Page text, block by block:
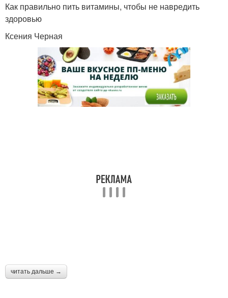
Как правильно пить витамины, чтобы не навредить
здоровью
Ксения Черная
читать дальше →